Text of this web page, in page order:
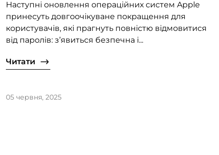
Наступні оновлення операційних систем Apple
принесуть довгоочікуване покращення для
користувачів, які прагнуть повністю відмовитися
від паролів: з’явиться безпечна і...
Читати
05 червня, 2025